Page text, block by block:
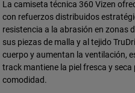
La camiseta técnica 360 Vizen
con refuerzos distribuidos
resistencia a la abrasión en zonas
sus piezas de malla y al tejido
cuerpo y aumentan la ventilación,
track mantiene la piel fresca y
comodidad.